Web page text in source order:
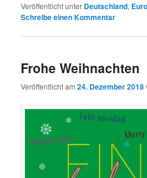
Veröffentlicht unter Deutschland,
Schreibe einen Kommentar
Frohe Weihnachten
Veröffentlicht am24. Dezember 2018